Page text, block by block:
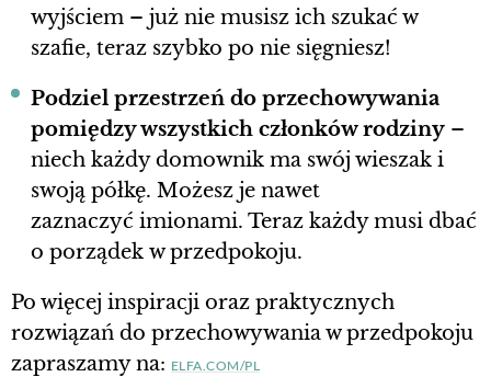
wyjściem – już nie musisz ich szukać w
szafie, teraz szybko po nie sięgniesz!
Podziel przestrzeń do przechowywania
pomiędzy wszystkich członków rodziny –
niech każdy domownik ma swój wieszak i
swoją półkę. Możesz je nawet
zaznaczyć imionami. Teraz każdy musi dbać
o porządek w przedpokoju.
Po więcej inspiracji oraz praktycznych
rozwiązań do przechowywania w przedpokoju
zapraszamy na: ELFA.COM/PL